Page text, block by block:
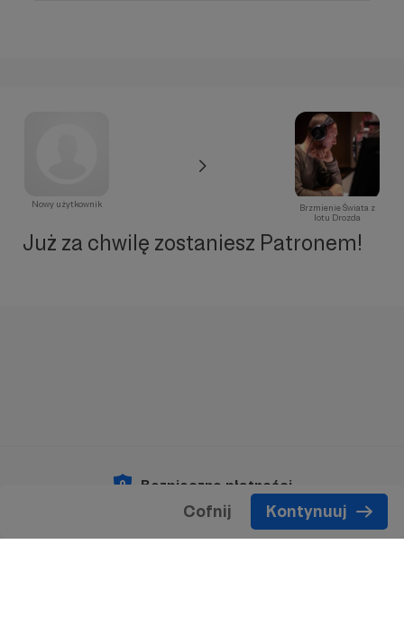
Cofnij Kontynuuj
Nowy użytkownik
Brzmienie Świata z
lotu Drozda
Już za chwilę zostaniesz Patronem!
Bezpieczne płatności